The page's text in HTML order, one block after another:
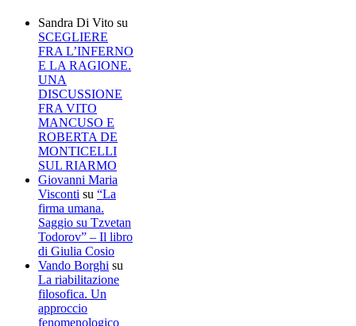
Sandra Di Vito su
SCEGLIERE
FRA L’INFERNO
E LA RAGIONE.
UNA
DISCUSSIONE
FRA VITO
MANCUSO E
ROBERTA DE
MONTICELLI
SUL RIARMO
Giovanni Maria
Visconti su “La
firma umana.
Saggio su Tzvetan
Todorov” – Il libro
di Giulia Cosio
Vando Borghi su
La riabilitazione
filosofica. Un
approccio
fenomenologico